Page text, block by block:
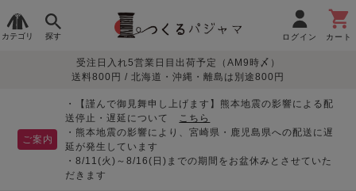
カテゴリ 探す ログイン カート
レディースパジャマ
生地で
さがす
目的別で
さがす
敏感肌用
パジャマ
入院・介護
胸が目立たない
デザインで
さがす
夏パジャマ特集 つくるパジャマとは
受注日入れ5営業日目出荷予定（AM9時〆）
送料800円 / 北海道・沖縄・離島は別途800円
ご案内
・【謹んで御見舞申し上げます】熊本地震の影響による配
送停止・遅延について こちら
・熊本地震の影響により、宮崎県・鹿児島県への配送に遅
延が発生しています
・8/11(火)～8/16(日)までの期間をお盆休みとさせていた
だきます